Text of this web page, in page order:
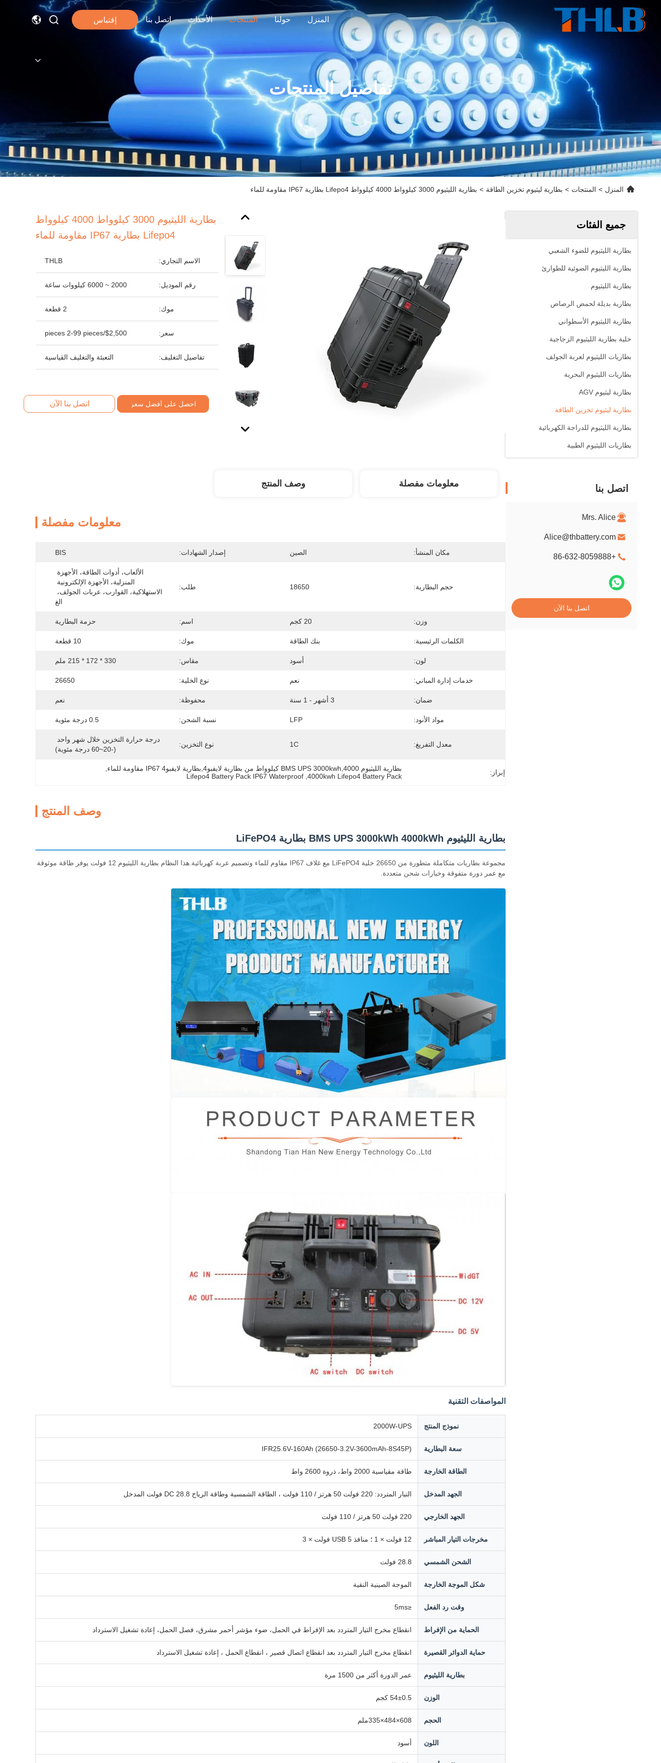
المنزل حولنا المنتجات الأحداث اتصل بنا إقتباس
تفاصيل المنتجات
المنزل > المنتجات > بطارية ليثيوم تخزين الطاقة > بطارية الليثيوم 3000 كيلوواط 4000 كيلوواط Lifepo4 بطارية IP67 مقاومة للماء
جميع الفئات
بطارية الليثيوم للضوء الشعبي
بطارية الليثيوم الضوئية للطوارئ
بطارية الليثيوم
بطارية بديلة لحمض الرصاص
بطارية الليثيوم الأسطواني
خلية بطارية الليثيوم الزجاجية
بطاريات الليثيوم لعربة الجولف
بطاريات الليثيوم البحرية
بطارية ليثيوم AGV
بطارية ليثيوم تخزين الطاقة
بطارية الليثيوم للدراجة الكهربائية
بطاريات الليثيوم الطبية
اتصل بنا
Mrs. Alice
Alice@thbattery.com
+86-632-8059888
اتصل بنا الآن
بطارية الليثيوم 3000 كيلوواط 4000 كيلوواط
Lifepo4 بطارية IP67 مقاومة للماء
الاسم التجاري: THLB
رقم الموديل: 2000 ~ 6000 كيلووات ساعة
موك: 2 قطعة
سعر: $2,500/pieces 2-99 pieces
تفاصيل التغليف: التعبئة والتغليف القياسية
احصل على أفضل سعر اتصل بنا الآن
معلومات مفصلة وصف المنتج
معلومات مفصلة
مكان المنشأ: الصين إصدار الشهادات: BIS
حجم البطارية: 18650 طلب:
الغ
وزن: 20 كجم اسم: حزمة البطارية
الكلمات الرئيسية: بنك الطاقة موك: 10 قطعة
لون: أسود مقاس: 330 * 172 * 215 ملم
خدمات إدارة المباني: نعم نوع الخلية: 26650
ضمان: 3 أشهر - 1 سنة محفوظة: نعم
مواد الأنود: LFP نسبة الشحن: 0.5 درجة مئوية
معدل التفريغ: 1C نوع التخزين:
(-20~60 درجة مئوية)
إبراز: بطارية الليثيوم BMS UPS 3000kwh,4000 كيلوواط من بطارية لايفبو4,بطارية لايفبو4 IP67 مقاومة للماء
4000kwh Lifepo4 Battery Pack
,
Lifepo4 Battery Pack IP67 Waterproof
وصف المنتج
بطارية الليثيوم BMS UPS 3000kWh 4000kWh بطارية LiFePO4
مجموعة بطاريات متكاملة متطورة من 26650 خلية LiFePO4 مع غلاف IP67 مقاوم للماء وتصميم عربة كهربائية.هذا النظام بطارية الليثيوم 12 فولت يوفر طاقة موثوقة
مع عمر دورة متفوقة وخيارات شحن متعددة.
المواصفات التقنية
نموذج المنتج 2000W-UPS
سعة البطارية IFR25.6V-160Ah (26650-3.2V-3600mAh-8S45P)
الطاقة الخارجة طاقة مقياسية 2000 واط، ذروة 2600 واط
الجهد المدخل التيار المتردد: 220 فولت 50 هرتز / 110 فولت ، الطاقة الشمسية وطاقة الرياح DC 28.8 فولت المدخل
الجهد الخارجي 220 فولت 50 هرتز / 110 فولت
مخرجات التيار المباشر 12 فولت × 1 ؛ منافذ USB 5 فولت × 3
الشحن الشمسي 28.8 فولت
شكل الموجة الخارجة الموجة الصينية النقية
وقت رد الفعل ≤5ms
الحماية من الإفراط انقطاع مخرج التيار المتردد بعد الإفراط في الحمل، ضوء مؤشر أحمر مشرق، فصل الحمل، إعادة تشغيل الاسترداد
حماية الدوائر القصيرة انقطاع مخرج التيار المتردد بعد انقطاع اتصال قصير ، انقطاع الحمل ، إعادة تشغيل الاسترداد
بطارية الليثيوم عمر الدورة أكثر من 1500 مرة
الوزن 54±0.5 كجم
الحجم 608×484×335ملم
اللون أسود